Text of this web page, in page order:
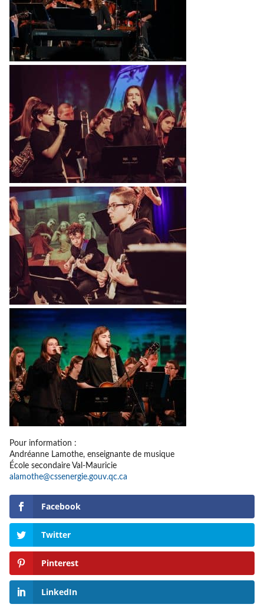
Pour information :
Andréanne Lamothe, enseignante de musique
École secondaire Val-Mauricie
alamothe@cssenergie.gouv.qc.ca
Facebook
Twitter
Pinterest
LinkedIn